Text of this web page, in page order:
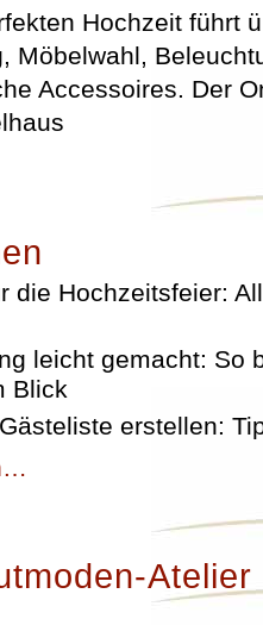
Hochzeit führt
Möbelwahl,
Accessoires. Der
die Hochzeitsfeier:
leicht gemacht: So
Blick
erstellen:
Atelier